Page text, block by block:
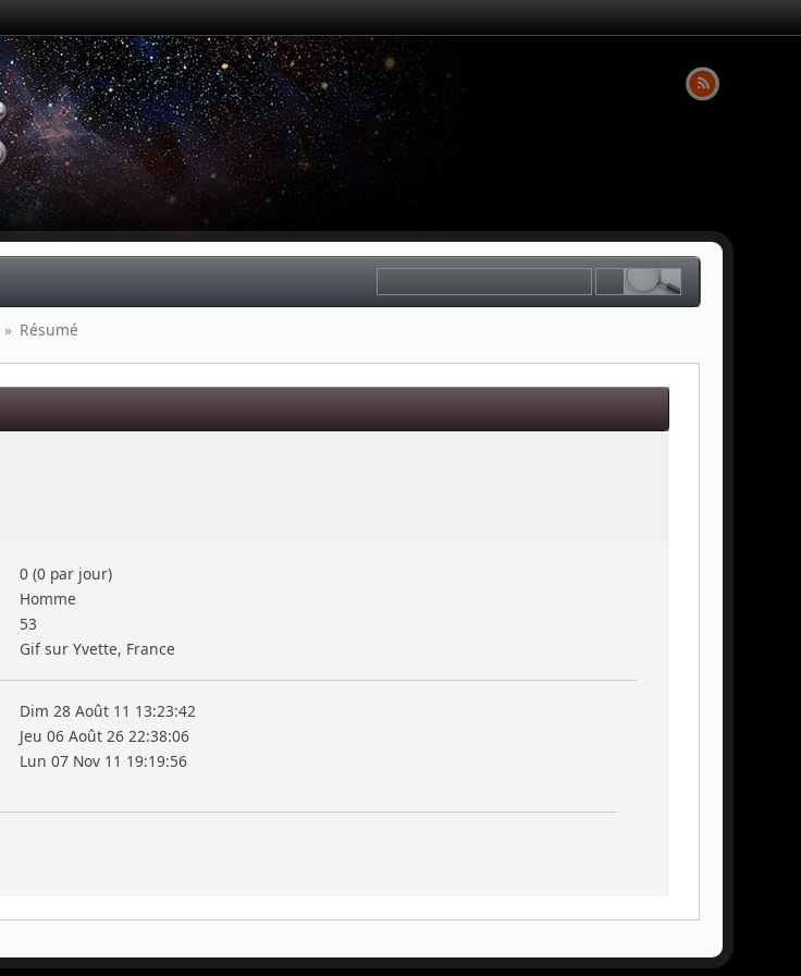
» Résumé
0 (0 par jour)
Homme
53
Gif sur Yvette, France
Dim 28 Août 11 13:23:42
Jeu 06 Août 26 22:38:06
Lun 07 Nov 11 19:19:56